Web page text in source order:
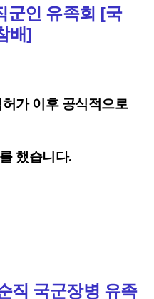
인 유족회 [국
배]
가 이후 공식적으로
했습니다.
직 국군장병 유족